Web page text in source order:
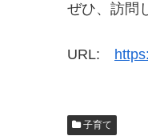
ぜひ、訪問
URL:
子育て